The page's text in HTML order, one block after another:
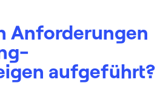
Anforderungen
aufgeführt?